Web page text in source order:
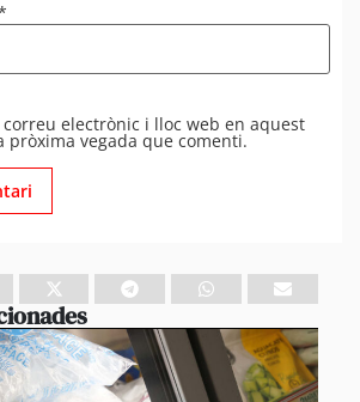
correu electrònic i lloc web en aquest
pròxima vegada que comenti.